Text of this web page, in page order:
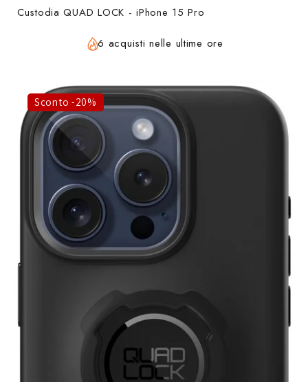
Custodia QUAD LOCK - iPhone 15 Pro
6 acquisti nelle ultime ore
Sconto -20%